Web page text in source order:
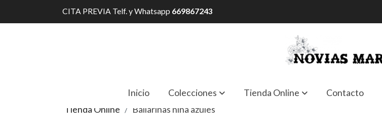
CITA PREVIA Telf. y Whatsapp 669867243
Inicio Colecciones Tienda Online Contacto
Tienda Online
Bailarinas niña azules